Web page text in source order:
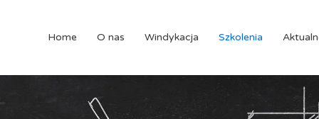
Home O nas Windykacja Szkolenia